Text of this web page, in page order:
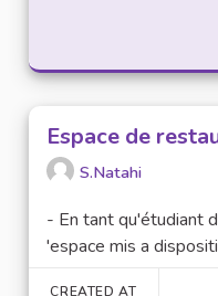
Espace de
S.Natahi
- En tant qu'étudiant
'espace mis a
CREATED AT